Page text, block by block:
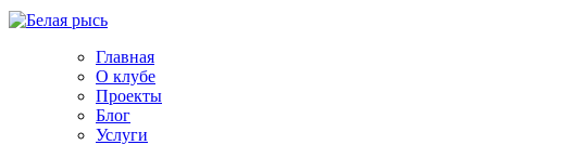
Главная
О клубе
Проекты
Блог
Услуги